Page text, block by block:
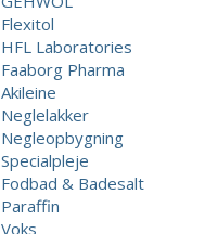
Flexitol
HFL Laboratories
Faaborg Pharma
Akileine
Neglelakker
Negleopbygning
Specialpleje
Fodbad & Badesalt
Paraffin
Voks